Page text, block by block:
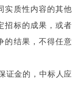
实质性内容的其他
招标的成果，或者
的结果，不得任意
证金的，中标人应